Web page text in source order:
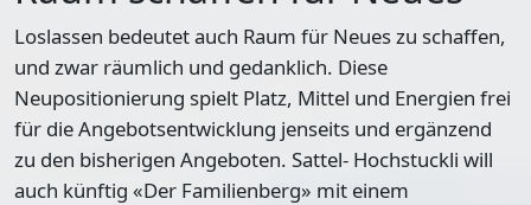
Loslassen bedeutet auch Raum für Neues zu schaffen,
und zwar räumlich und gedanklich. Diese
Neupositionierung spielt Platz, Mittel und Energien frei
für die Angebotsentwicklung jenseits und ergänzend
zu den bisherigen Angeboten. Sattel- Hochstuckli will
auch künftig «Der Familienberg» mit einem